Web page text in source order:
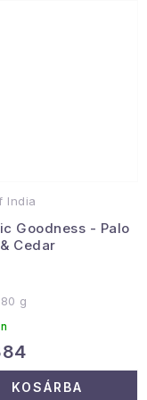
áruka
India
Goodness - Palo
Cedar
g
KOSÁRBA